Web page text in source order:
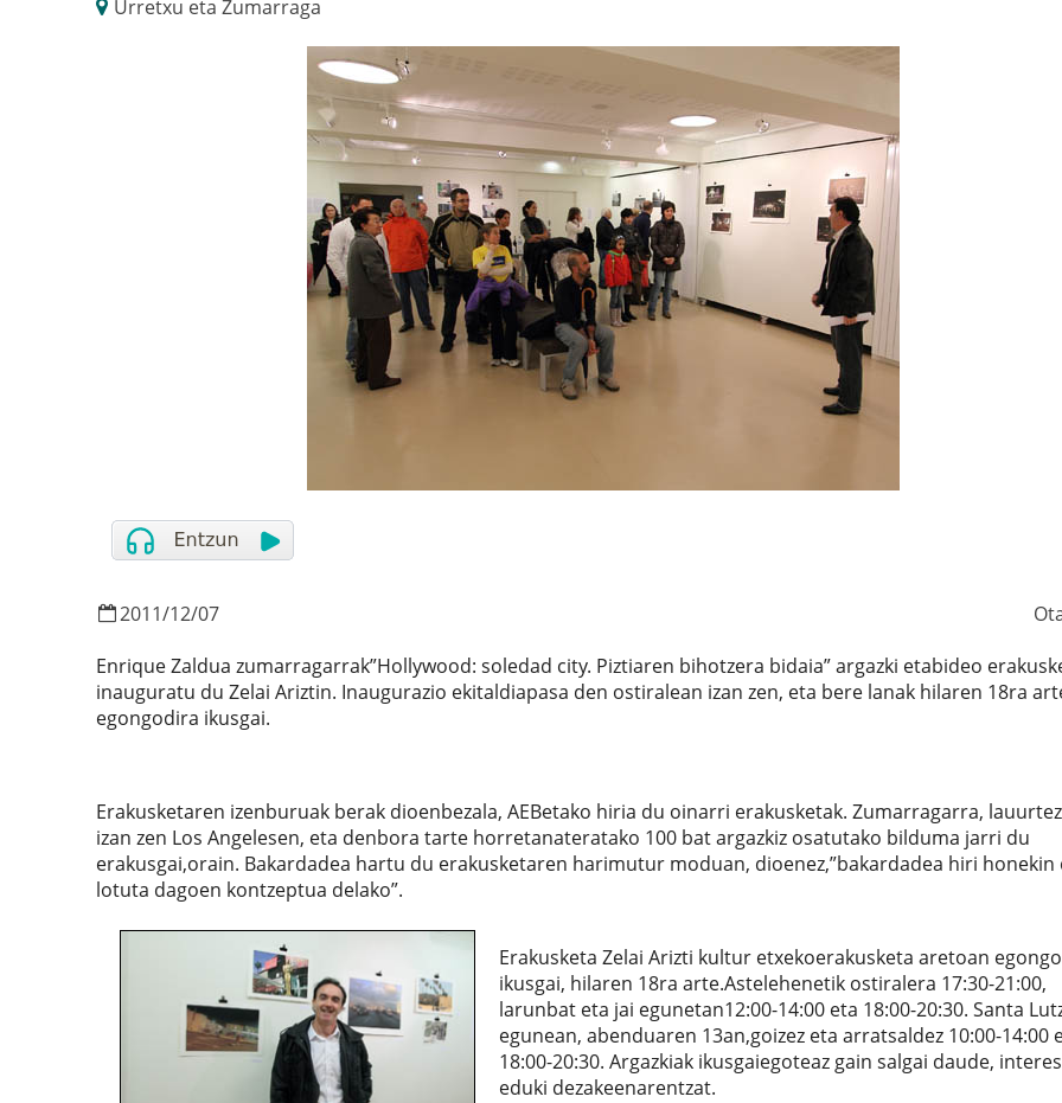
Urretxu eta Zumarraga
2011/12/07
Enrique Zaldua zumarragarrak”Hollywood: soledad city. Piztiaren bihotzera bidaia” argazki etabideo
inauguratu du Zelai Ariztin. Inaugurazio ekitaldiapasa den ostiralean izan zen, eta bere lanak hilaren 18ra
egongodira ikusgai.
Erakusketaren izenburuak berak dioenbezala, AEBetako hiria du oinarri erakusketak. Zumarragarra,
izan zen Los Angelesen, eta denbora tarte horretanateratako 100 bat argazkiz osatutako bilduma jarri du
erakusgai,orain. Bakardadea hartu du erakusketaren harimutur moduan, dioenez,”bakardadea hiri honekin
lotuta dagoen kontzeptua delako”.
Erakusketa Zelai Arizti kultur etxekoerakusketa aretoan
ikusgai, hilaren 18ra arte.Astelehenetik ostiralera 17:30-21:00,
larunbat eta jai egunetan12:00-14:00 eta 18:00-20:30. Santa
egunean, abenduaren 13an,goizez eta arratsaldez 10:00-14:00
18:00-20:30. Argazkiak ikusgaiegoteaz gain salgai daude,
eduki dezakeenarentzat.